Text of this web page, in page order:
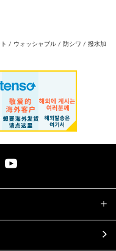
ト / ウォッシャブル / 防シワ / 撥水加